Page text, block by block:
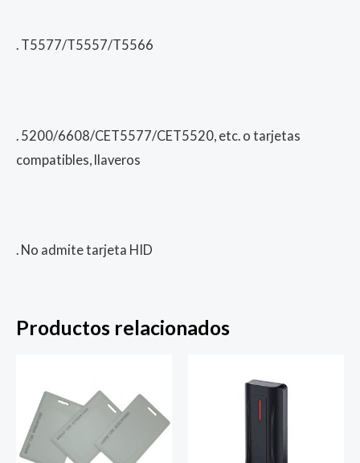
. T5577/T5557/T5566
. 5200/6608/CET5577/CET5520, etc. o tarjetas
compatibles, llaveros
. No admite tarjeta HID
Productos relacionados